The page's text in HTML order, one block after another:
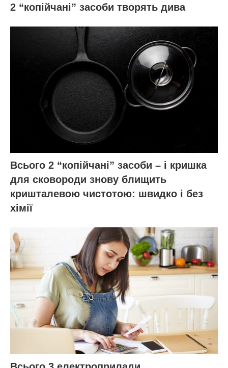
ЧИТАЙ ТАКОЖ:1 ложка під корінь – і
заміокулькас росте як трава: бульби з
картоплю, а нові пагони лізуть без черги
1 літр під корінці – і в помідорів
відкрилось “друге дихання”: з одного куща